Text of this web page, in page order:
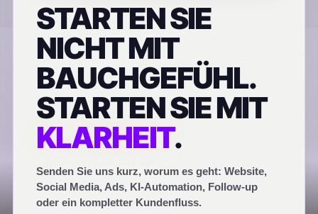
STARTEN SIE
NICHT MIT
BAUCHGEFÜHL.
STARTEN SIE MIT
KLARHEIT.
Senden Sie uns kurz, worum es geht: Website,
Social Media, Ads, KI-Automation, Follow-up
oder ein kompletter Kundenfluss.